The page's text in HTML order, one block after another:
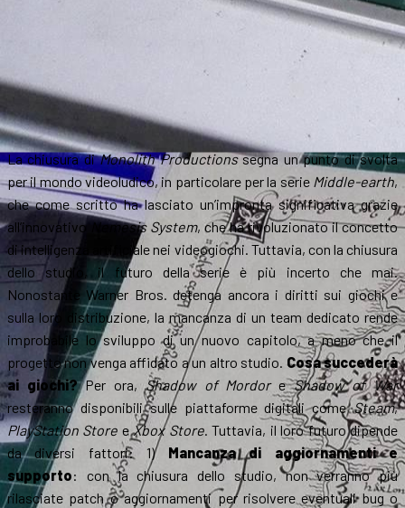
La chiusura diMonolith Productionssegna un punto di svolta
per il mondo videoludico, in particolare per la serie Middle-earth,
che come scritto ha lasciato un’impronta significativa grazie
all’innovativo Nemesis System, che ha rivoluzionato il concetto
di intelligenza artificiale nei videogiochi. Tuttavia, con la chiusura
dello studio, il futuro della serie è più incerto che mai.
Nonostante Warner Bros. detenga ancora i diritti sui giochi e
sulla loro distribuzione, la mancanza di un team dedicato rende
improbabile lo sviluppo di un nuovo capitolo, a meno che il
progetto non venga affidato a un altro studio. Cosa succederà
ai giochi?Per ora,Shadow of MordoreShadow of War
resteranno disponibili sulle piattaforme digitali comeSteam,
PlayStation Store eXbox Store. Tuttavia, il loro futuro dipende
da diversi fattori: 1) Mancanza di aggiornamenti e
supporto: con la chiusura dello studio, non verranno più
rilasciate patch o aggiornamenti per risolvere eventuali bug o